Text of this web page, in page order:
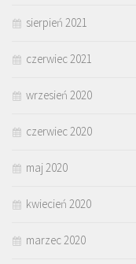
sierpień 2021
czerwiec 2021
wrzesień 2020
czerwiec 2020
maj 2020
kwiecień 2020
marzec 2020